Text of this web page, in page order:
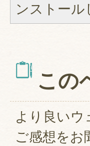
ンストール
この
より良い
ご感想をお